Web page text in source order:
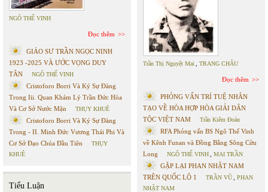
NGÔ THẾ VINH
Đọc thêm
GIÁO SƯ TRẦN NGỌC NINH
1923 -2025 VÀ ƯỚC VỌNG DUY
TÂN
NGÔ THẾ VINH
Cristoforo Borri Và Ký Sự Đàng
Trong Iii. Quan Khám Lý Trần Đức Hòa
Và Cơ Sở Nước Mặn
THỤY KHUÊ
Cristoforo Borri Và Ký Sự Đàng
Trong - II. Minh Đức Vương Thái Phi Và
Cơ Sở Đạo Chúa Đầu Tiên
THỤY
KHUÊ
Tiểu Luận
Trần Thị Nguyệt Mai TRANG CHÂU
Đọc thêm
PHỎNG VẤN TRÍ TUỆ NHÂN
TẠO VỀ HÒA HỢP HÒA GIẢI DÂN
TỘC VIỆT NAM
Trần Kiêm Đoàn
RFA Phỏng vấn BS Ngô Thế Vinh
về Kênh Funan và Đồng Bằng Sông Cửu
Long
NGÔ THẾ VINH MAI TRẦN
GẶP LẠI PHAN NHẬT NAM
TRÊN QUỐC LỘ 1
TRẦN VŨ
PHAN
NHẬT NAM